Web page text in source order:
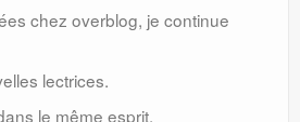
chez overblog, je continue
lectrices.
le même esprit.